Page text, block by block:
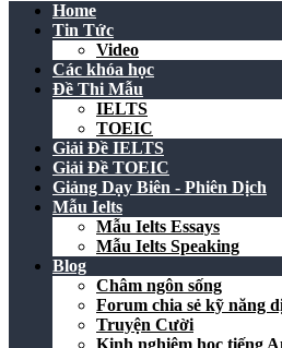
Home
Tin Tức
Video
Các khóa học
Đề Thi Mẫu
IELTS
TOEIC
Giải Đề IELTS
Giải Đề TOEIC
Giảng Dạy Biên - Phiên Dịch
Mẫu Ielts
Mẫu Ielts Essays
Mẫu Ielts Speaking
Blog
Châm ngôn sống
Forum chia sẻ kỹ năng
Truyện Cười
Kinh nghiệm học tiếng